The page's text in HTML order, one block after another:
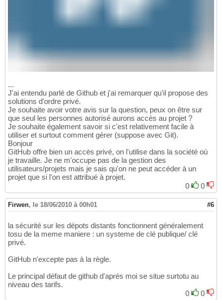
...
J'ai entendu parlé de Github et j'ai remarquer qu'il propose des
solutions d'ordre privé.
Je souhaite avoir votre avis sur la question, peux on être sur
que seul les personnes autorisé aurons accès au projet ?
Je souhaite également savoir si c'est relativement facile à
utiliser et surtout comment gérer (suppose avec Git).
Bonjour
GitHub offre bien un accès privé, on l'utilise dans la société où
je travaille. Je ne m'occupe pas de la gestion des
utilisateurs/projets mais je sais qu'on ne peut accéder à un
projet que si l'on est attribué à projet.
0
0
Firwen, le 18/06/2010 à 00h01 #6
la sécurité sur les dépots distants fonctionnent généralement
tosu de la meme maniere : un systeme de clé publique/ clé
privé.
GitHub n'excepte pas à la règle.
Le principal défaut de github d'aprés moi se situe surtotu au
niveau des tarifs.
0
0